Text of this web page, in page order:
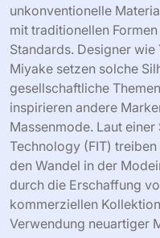
unkonventionelle
mit traditionellen
Standards. Designer
Miyake setzen solche
gesellschaftliche
inspirieren andere
Massenmode. Laut
Technology (FIT)
den Wandel in der
durch die Erschaffung
kommerziellen
Verwendung neuartiger